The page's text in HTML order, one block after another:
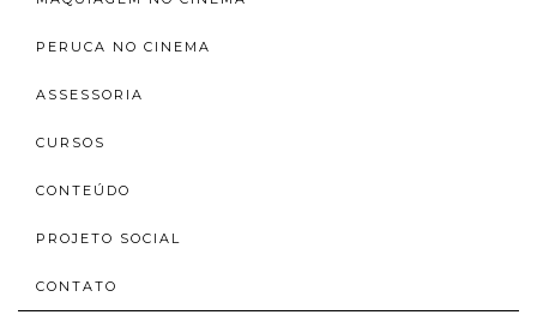
PERUCA NO CINEMA
ASSESSORIA
CURSOS
CONTEÚDO
PROJETO SOCIAL
CONTATO